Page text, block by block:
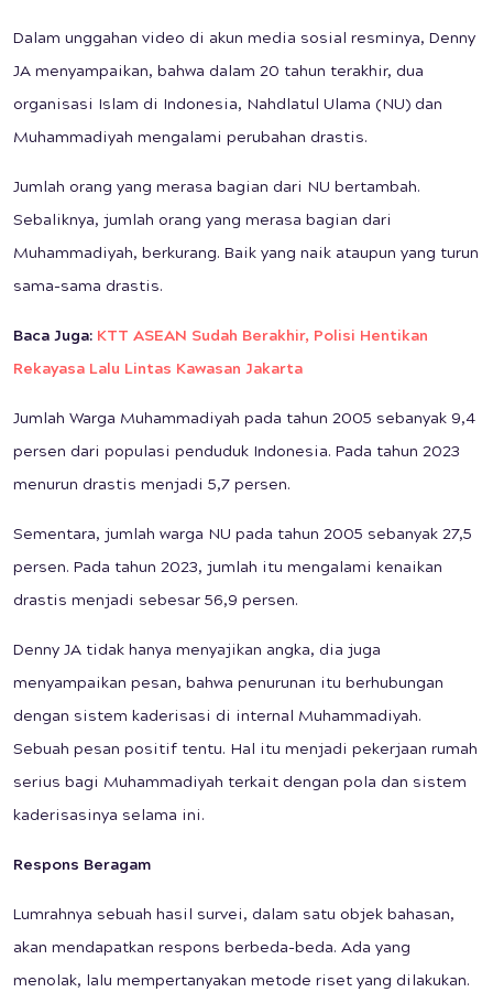
Dalam unggahan video di akun media sosial resminya, Denny
JA menyampaikan, bahwa dalam 20 tahun terakhir, dua
organisasi Islam di Indonesia, Nahdlatul Ulama (NU) dan
Muhammadiyah mengalami perubahan drastis.
Jumlah orang yang merasa bagian dari NU bertambah.
Sebaliknya, jumlah orang yang merasa bagian dari
Muhammadiyah, berkurang. Baik yang naik ataupun yang turun
sama-sama drastis.
Baca Juga: KTT ASEAN Sudah Berakhir, Polisi Hentikan
Rekayasa Lalu Lintas Kawasan Jakarta
Jumlah Warga Muhammadiyah pada tahun 2005 sebanyak 9,4
persen dari populasi penduduk Indonesia. Pada tahun 2023
menurun drastis menjadi 5,7 persen.
Sementara, jumlah warga NU pada tahun 2005 sebanyak 27,5
persen. Pada tahun 2023, jumlah itu mengalami kenaikan
drastis menjadi sebesar 56,9 persen.
Denny JA tidak hanya menyajikan angka, dia juga
menyampaikan pesan, bahwa penurunan itu berhubungan
dengan sistem kaderisasi di internal Muhammadiyah.
Sebuah pesan positif tentu. Hal itu menjadi pekerjaan rumah
serius bagi Muhammadiyah terkait dengan pola dan sistem
kaderisasinya selama ini.
Respons Beragam
Lumrahnya sebuah hasil survei, dalam satu objek bahasan,
akan mendapatkan respons berbeda-beda. Ada yang
menolak, lalu mempertanyakan metode riset yang dilakukan.